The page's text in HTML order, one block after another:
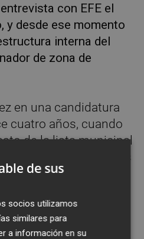
con EFE el
y desde ese momento
interna del
de zona de
en una candidatura
cuatro años, cuando
de la lista municipal
su partido logró dos
en las elecciones
28 de mayo, esta
(Vox logró cuatro
de sus
socios utilizamos
similares para
a información en su